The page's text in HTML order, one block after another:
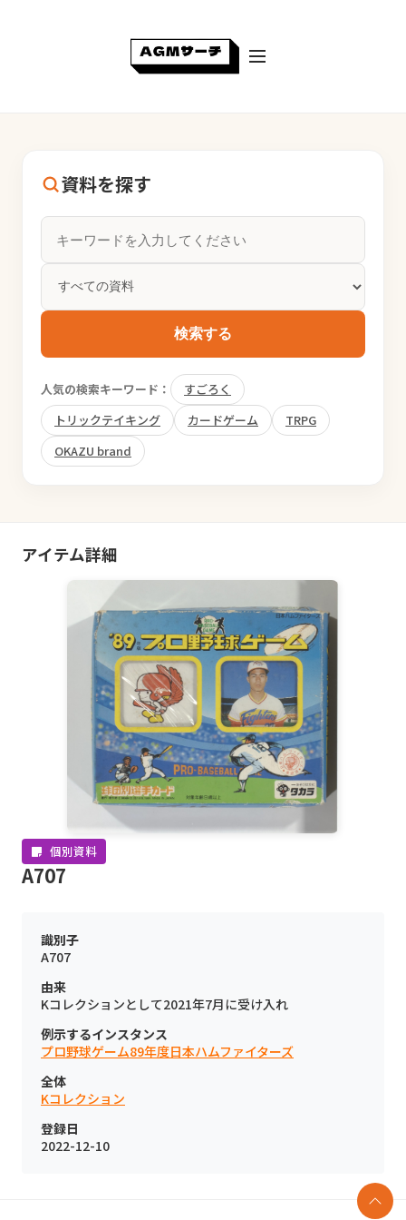
資料を探す
検索する
人気の検索キーワード：
すごろく
トリックテイキング
カードゲーム
TRPG
OKAZU brand
アイテム詳細
個別資料
A707
識別子
A707
由来
Kコレクションとして2021年7月に受け入れ
例示するインスタンス
プロ野球ゲーム89年度日本ハムファイターズ
全体
Kコレクション
登録日
2022-12-10